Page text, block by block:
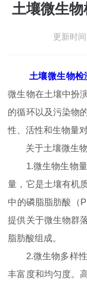
土壤微生
更新时
土壤微生物检
微生物在土壤中扮
的循环以及污染物
性、活性和生物量
关于土壤微生物
1.微生物生物量
量，它是土壤有机
中的磷脂脂肪酸（
提供关于微生物群
脂肪酸组成。
2.微生物多样性
丰富度和均匀度。